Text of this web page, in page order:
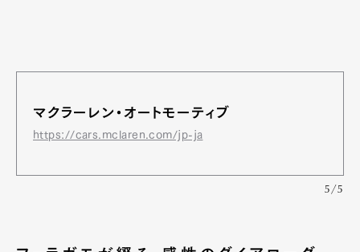
マクラーレン・オートモーティブ
https://cars.mclaren.com/jp-ja
5/5